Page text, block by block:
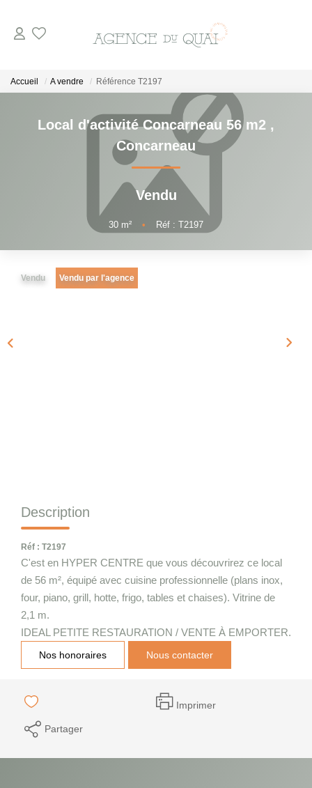
A La Vente
En Viager
A La Location
VENDRE
NOTRE AGENCE
Accueil A vendre Référence T2197
Local d'activité Concarneau 56 m2 ,
Concarneau
Vendu
30 m² • Réf : T2197
Vendu Vendu par l'agence
Description
Réf : T2197
C'est en HYPER CENTRE que vous découvrirez ce local
de 56 m², équipé avec cuisine professionnelle (plans inox,
four, piano, grill, hotte, frigo, tables et chaises). Vitrine de
2,1 m.
IDEAL PETITE RESTAURATION / VENTE À EMPORTER.
Nos honoraires Nous contacter
Imprimer
Partager